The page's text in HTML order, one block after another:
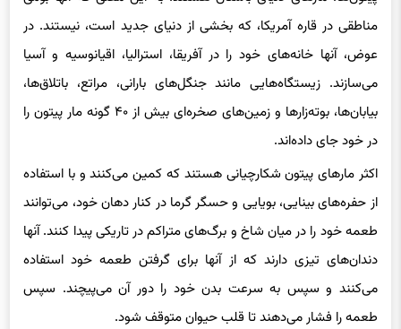
عوض، آنها خانه‌های خود را در آفریقا، استرالیا، اقیانوسیه و آسیا
می‌سازند. زیستگاه‌هایی مانند جنگل‌های بارانی، مراتع، باتلاق‌ها،
بیابان‌ها، بوته‌زارها و زمین‌های صخره‌ای بیش از ۴۰ گونه مار پیتون را
در خود جای داده‌اند.
اکثر مارهای پیتون شکارچیانی هستند که کمین می‌کنند و با استفاده
از حفره‌های بینایی، بویایی و حسگر گرما در کنار دهان خود، می‌توانند
طعمه خود را در میان شاخ و برگ‌های متراکم در تاریکی پیدا کنند. آنها
دندان‌های تیزی دارند که از آنها برای گرفتن طعمه خود استفاده
می‌کنند و سپس به سرعت بدن خود را دور آن می‌پیچند. سپس
طعمه را فشار می‌دهند تا قلب حیوان متوقف شود.
با این حال جالب است بدانید که مارها معمولاً سعی می‌کنند از انسان